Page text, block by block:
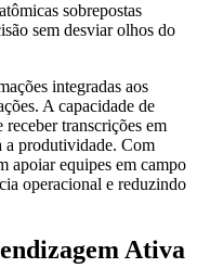
sobrepostas
sem desviar olhos do
integradas aos
A capacidade de
receber transcrições em
a produtividade. Com
apoiar equipes em campo
operacional e reduzindo
Ativa